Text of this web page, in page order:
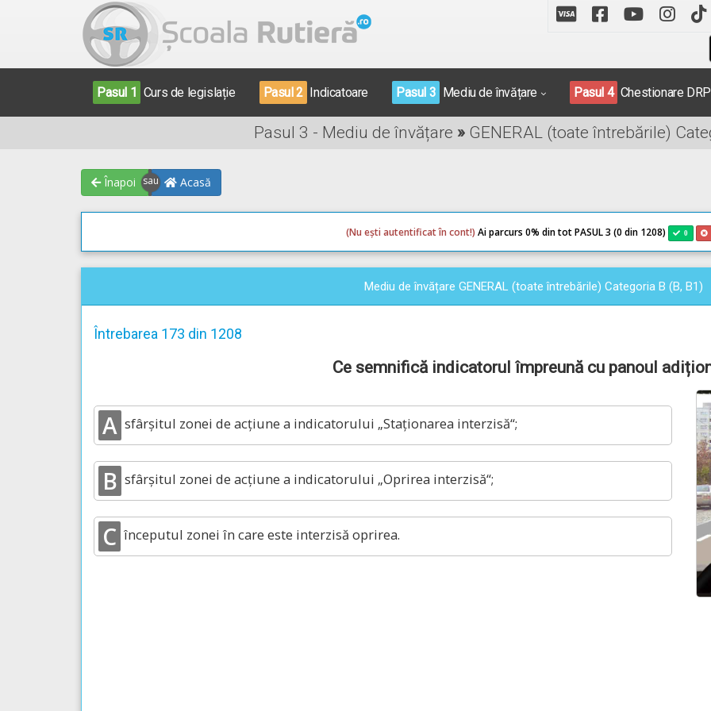
Pasul 1 Curs de legislație Pasul 2 Indicatoare Pasul 3 Mediu de învățare Pasul 4 Chestionare
Pasul 3 - Mediu de învățare » GENERAL (toate întrebările)
Înapoi Acasă
(Nu ești autentificat în cont!) Ai parcurs 0% din tot PASUL 3 (0 din 1208) 0
Mediu de învățare GENERAL (toate întrebările) Categoria B (B, B1)
Întrebarea 173 din 1208
Ce semnifică indicatorul împreună cu panoul
A sfârșitul zonei de acțiune a indicatorului „Staționarea interzisă“;
B sfârșitul zonei de acțiune a indicatorului „Oprirea interzisă“;
C începutul zonei în care este interzisă oprirea.